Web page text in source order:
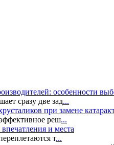
особенности
сразу две зад...
при замене
реш...
и места
т...